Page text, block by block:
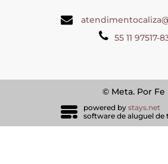
55 11 97517-
© Meta. Por Fe
powered by stays.net
software de aluguel de